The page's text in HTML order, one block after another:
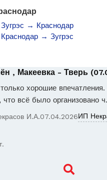
Зугрэс → Краснодар
Краснодар → Зугрэс
, Макеевка - Тверь
хорошие
что всё было организовано
И.А.07.04.2026ИП